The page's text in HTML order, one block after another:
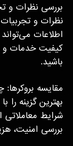
بررسی نظرات و
نظرات و تجربیات
اطلاعات
کیفیت خدمات و
باشید.
مقایسه بروکرها:
بهترین گزینه
شرایط معاملاتی
بررسی امنیت،